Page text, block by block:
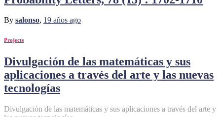
By salonso, 19 años ago
Projects
Divulgación de las matemáticas y sus
aplicaciones a través del arte y las nuevas
tecnologías
Divulgación de las matemáticas y sus aplicaciones a través del arte y